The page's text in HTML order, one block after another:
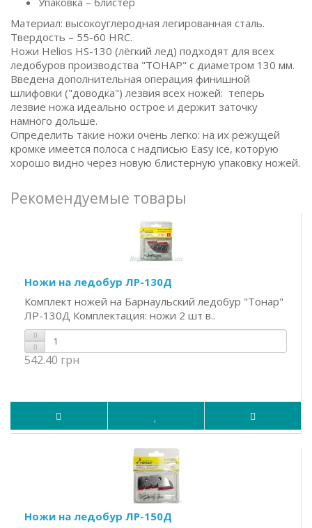
Материал: высокоуглеродная легированная сталь.
Твердость – 55-60 HRC.
Ножи Helios HS-130 (лёгкий лед) подходят для всех
ледобуров производства "ТОНАР" с диаметром 130 мм.
Введена дополнительная операция финишной
шлифовки ("доводка") лезвия всех ножей: теперь
лезвие ножа идеально острое и держит заточку
намного дольше.
Определить такие ножи очень легко: на их режущей
кромке имеется полоса с надписью Easy ice, которую
хорошо видно через новую блистерную упаковку ножей.
Рекомендуемые товары
Ножи на ледобур ЛР-130Д
Комплект ножей на Барнаульский ледобур "Тонар"
ЛР-130Д Комплектация: ножи 2 шт в..
542.40 грн
Ножи на ледобур ЛР-150Д